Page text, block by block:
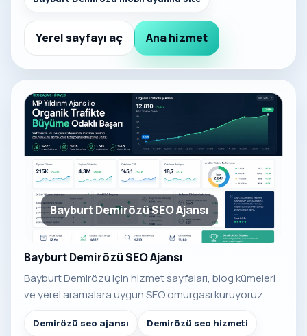
Yerel sayfayı aç Ana hizmet
Bayburt Demirözü SEO Ajansı
Bayburt Demirözü SEO Ajansı
Bayburt Demirözü için hizmet sayfaları, blog kümeleri
ve yerel aramalara uygun SEO omurgası kuruyoruz.
Demirözü seo ajansı Demirözü seo hizmeti